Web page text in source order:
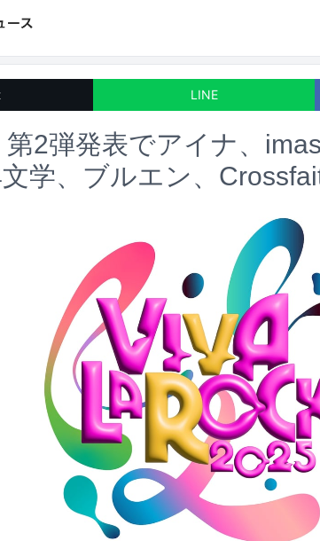
LINE
第2弾発表でアイナ、
学、ブルエン、